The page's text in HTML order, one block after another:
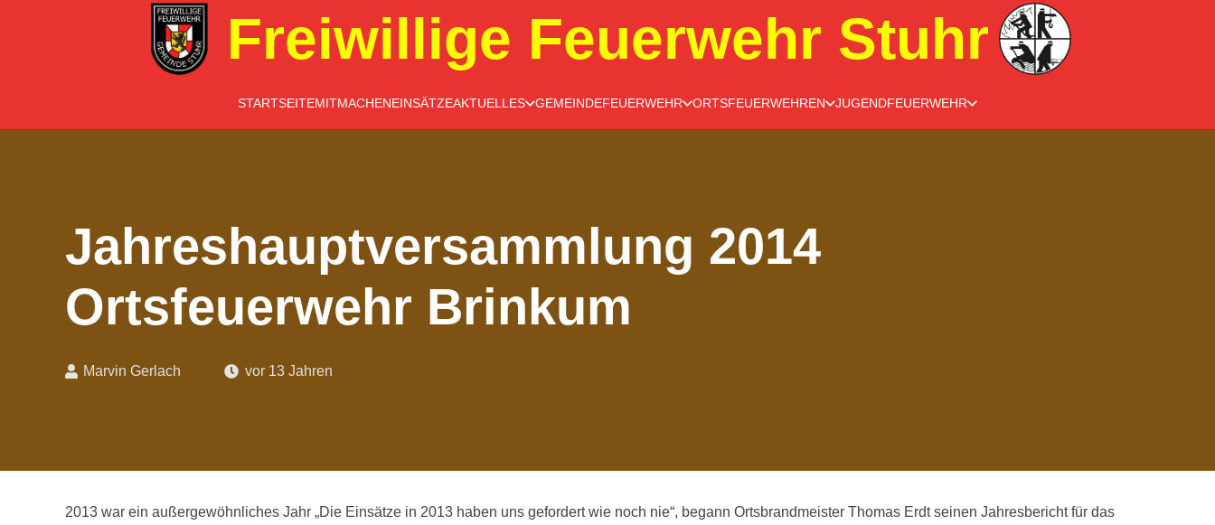
Freiwillige Feuerwehr Stuhr
STARTSEITEMITMACHENEINSÄTZEAKTUELLES GEMEINDEFEUERWEHR ORTSFEUERWEHREN JUGENDFEUERWEHR
Jahreshauptversammlung 2014
Ortsfeuerwehr Brinkum
Marvin Gerlach vor 13 Jahren
2013 war ein außergewöhnliches Jahr „Die Einsätze in 2013 haben uns gefordert wie noch nie“, begann Ortsbrandmeister Thomas Erdt seinen Jahresbericht für das